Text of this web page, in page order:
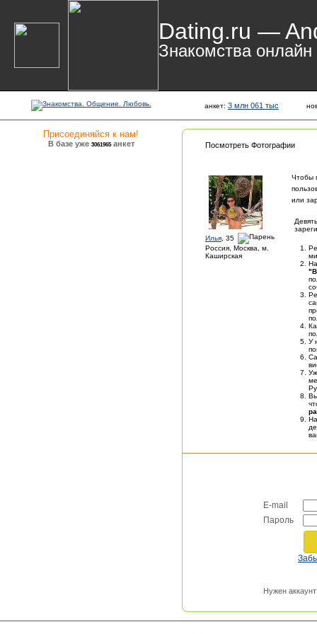
Dating.ru —
Знакомства онлайн
анкет: 3 млн 061 тыс
Присоединяйся к нам!
В базе уже 3061965анкет Посмотреть Фотографии
Илья , 35
Россия, Москва, м.
Каширская
Чтобы
или
У
E-mail
Пароль
Нужен